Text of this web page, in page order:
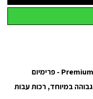
גבוהה במיוחד, רכות עבות